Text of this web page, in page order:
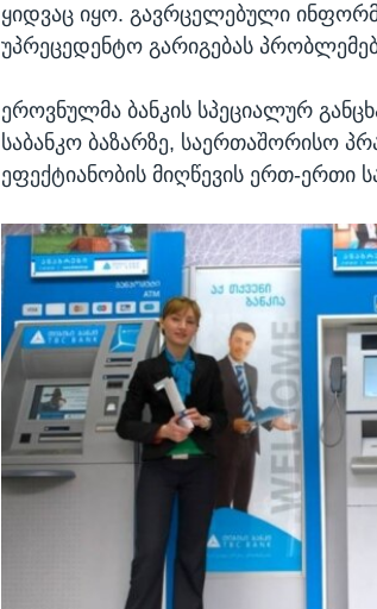
ყიდვაც იყო. გავრცელებული
უპრეცედენტო გარიგებას
ეროვნულმა ბანკის სპეციალურ
საბანკო ბაზარზე, საერთაშორისო
ეფექტიანობის მიღწევის ერთ-ერთი